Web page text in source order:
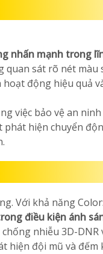
nhấn mạnh trong
sát rõ nét màu
động hiệu quả
việc bảo vệ an ninh
hiện chuyển
Với khả năng Color:
điều kiện ánh
nhiễu 3D-DNR
đội mũ và đếm